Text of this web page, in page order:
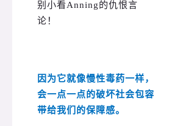
别小看Anning的仇恨言
论！
因为它就像慢性毒药一样，
会一点一点的破坏社会包容
带给我们的保障感。